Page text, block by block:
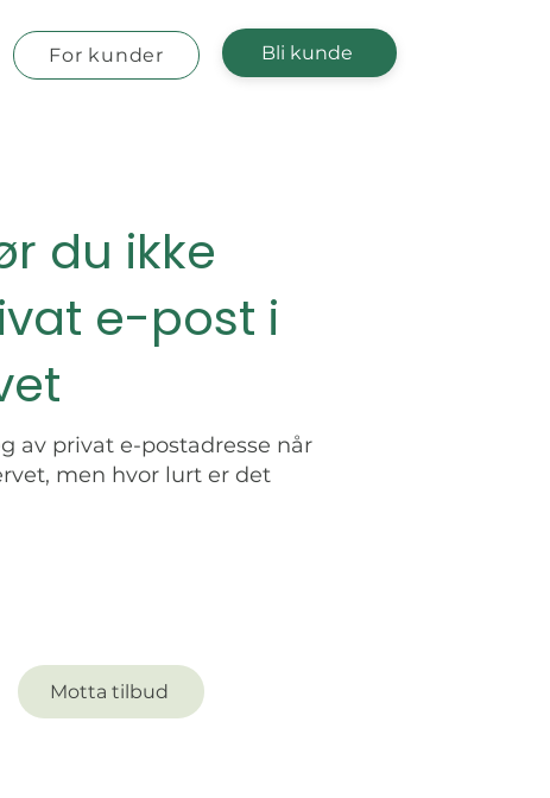
For kunder Bli kunde
du ikke
e-post i
av privat e-postadresse når
men hvor lurt er det
Motta tilbud